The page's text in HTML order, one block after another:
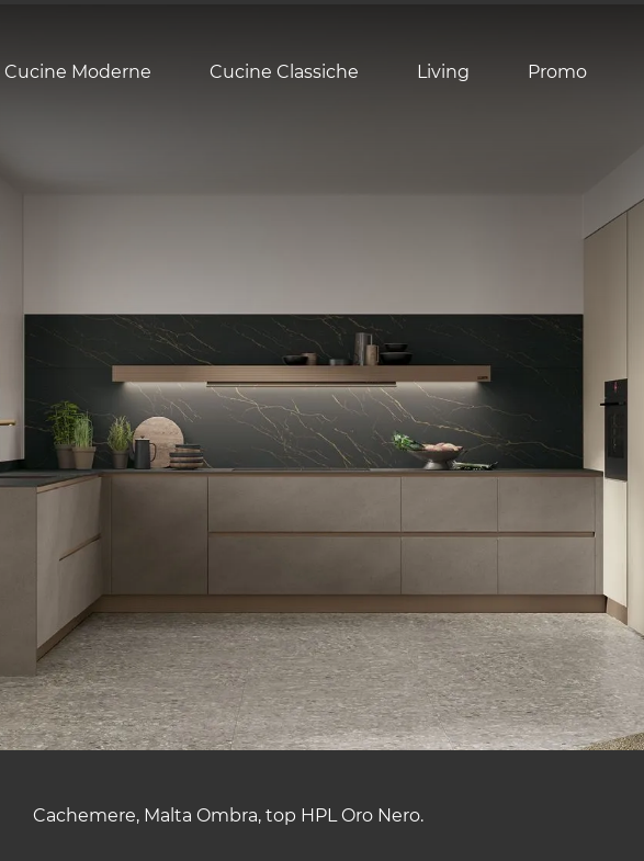
Cucine Moderne Cucine Classiche Living Promo
Cachemere, Malta Ombra, top HPL Oro Nero.